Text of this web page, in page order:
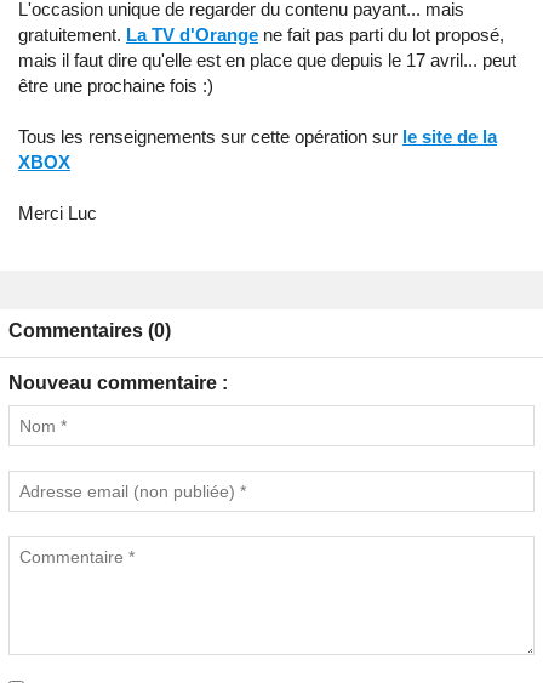
L'occasion unique de regarder du contenu payant... mais
gratuitement. La TV d'Orange ne fait pas parti du lot proposé,
mais il faut dire qu'elle est en place que depuis le 17 avril... peut
être une prochaine fois :)
Tous les renseignements sur cette opération sur le site de la
XBOX
Merci Luc
Commentaires (0)
Nouveau commentaire :